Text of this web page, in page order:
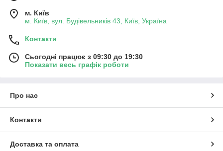
м. Київ
м. Київ, вул. Будівельників 43, Київ, Україна
Контакти
Сьогодні працює з 09:30 до 19:30
Показати весь графік роботи
Про нас
Контакти
Доставка та оплата